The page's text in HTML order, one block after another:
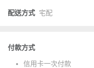
配送方式 宅配
付款方式
信用卡一次付款